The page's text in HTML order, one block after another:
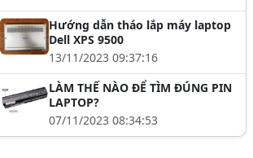
Hướng dẫn tháo lắp máy laptop
Dell XPS 9500
13/11/2023 09:37:16
LÀM THẾ NÀO ĐỂ TÌM ĐÚNG PIN
LAPTOP?
07/11/2023 08:34:53